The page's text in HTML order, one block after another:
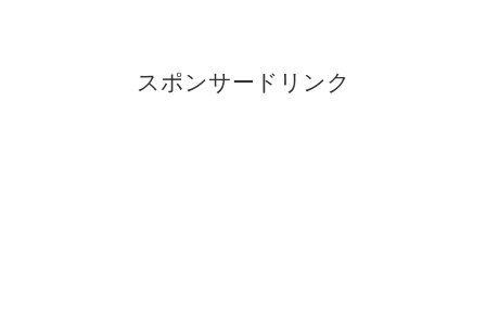
スポンサードリンク